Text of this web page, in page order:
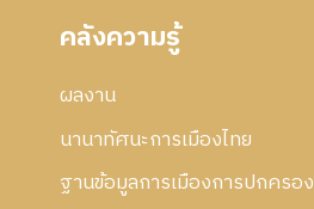
คลังความรู้
ผลงาน
นานาทัศนะการเมืองไทย
ฐานข้อมูลการเมืองการปกครอง